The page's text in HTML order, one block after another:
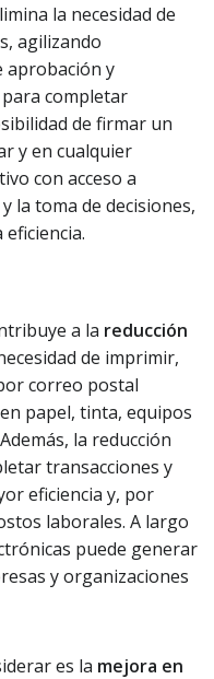
la necesidad de
agilizando
aprobación y
completar
de firmar un
y en cualquier
con acceso a
la toma de decisiones,
a la reducción
de imprimir,
correo postal
papel, tinta, equipos
la reducción
transacciones y
eficiencia y, por
laborales. A largo
puede generar
y organizaciones
es la mejora en